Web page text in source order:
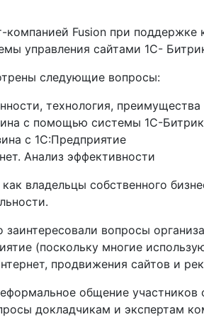
компанией Fusion при
управления сайтами 1С-
следующие вопросы:
технология, преимущества
с помощью системы 1С-
с 1С:Предприятие
Анализ эффективности
владельцы собственного
вопросы
(поскольку многие
продвижения сайтов и
общение участников
докладчикам и экспертам